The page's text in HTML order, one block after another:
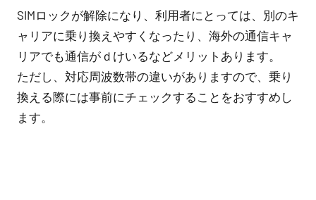
SIMロックが解除になり、利用者にとっては、別のキ
ャリアに乗り換えやすくなったり、海外の通信キャ
リアでも通信がｄけいるなどメリットあります。
ただし、対応周波数帯の違いがありますので、乗り
換える際には事前にチェックすることをおすすめし
ます。